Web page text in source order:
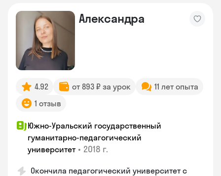
Александра
4.92 от 893 ₽ за урок
11 лет опыта
1 отзыв
Южно-Уральский государственный
гуманитарно-педагогический
университет • 2018 г.
Окончила педагогический университет с